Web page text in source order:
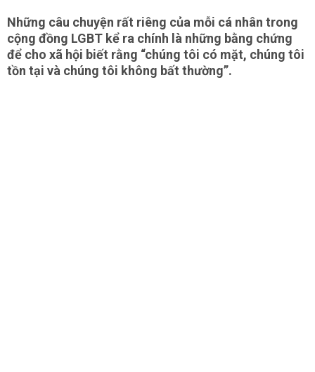
Những câu chuyện rất riêng của mỗi cá nhân trong
cộng đồng LGBT kể ra chính là những bằng chứng
để cho xã hội biết rằng “chúng tôi có mặt, chúng tôi
tồn tại và chúng tôi không bất thường”.